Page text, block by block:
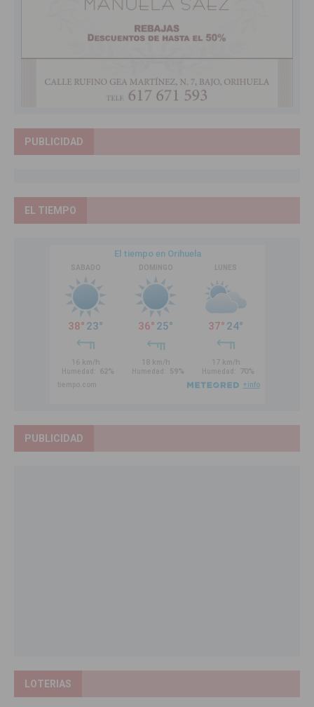
PUBLICIDAD
EL TIEMPO
PUBLICIDAD
LOTERIAS